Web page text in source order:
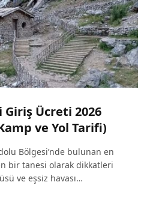
Giriş Ücreti 2026
ve Yol Tarifi)
Bölgesi’nde bulunan en
bir tanesi olarak dikkatleri
ve eşsiz havası…